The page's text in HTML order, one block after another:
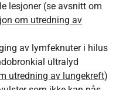
lesjoner (se avsnitt om
om utredning av
av lymfeknuter i hilus
ultralyd
utredning av lungekreft)